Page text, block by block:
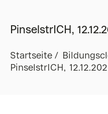
PinselstrICH,
Startseite
PinselstrICH,